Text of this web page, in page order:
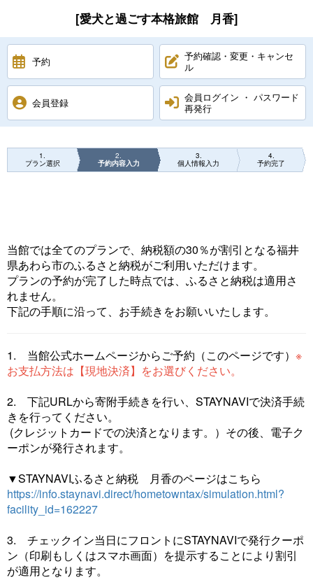
[愛犬と過ごす本格旅館 月香]
予約
予約確認・変更・キャンセ
ル
会員登録
会員ログイン ・ パスワード
再発行
1
プラン選択
2
予約内容入力
3
個人情報入力
4
予約完了
当館では全てのプランで、納税額の30％が割引となる福井
県あわら市のふるさと納税がご利用いただけます。
プランの予約が完了した時点では、ふるさと納税は適用さ
れません。
下記の手順に沿って、お手続きをお願いいたします。
1. 当館公式ホームページからご予約（このページです） ※
お支払方法は【現地決済】をお選びください。
2. 下記URLから寄附手続きを行い、STAYNAVIで決済手続
きを行ってください。
(クレジットカードでの決済となります。）その後、電子ク
ーポンが発行されます。
▼STAYNAVIふるさと納税 月香のページはこちら
https://info.staynavi.direct/hometowntax/simulation.html?
facility_id=162227
3. チェックイン当日にフロントにSTAYNAVIで発行クーポ
ン（印刷もしくはスマホ画面）を提示することにより割引
が適用となります。